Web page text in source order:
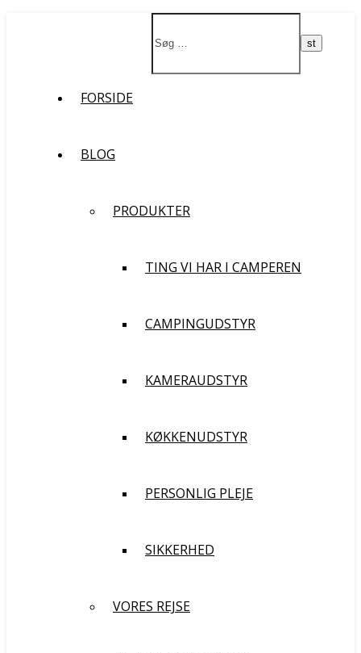
FORSIDE
BLOG
PRODUKTER
TING VI HAR I CAMPEREN
CAMPINGUDSTYR
KAMERAUDSTYR
KØKKENUDSTYR
PERSONLIG PLEJE
SIKKERHED
VORES REJSE